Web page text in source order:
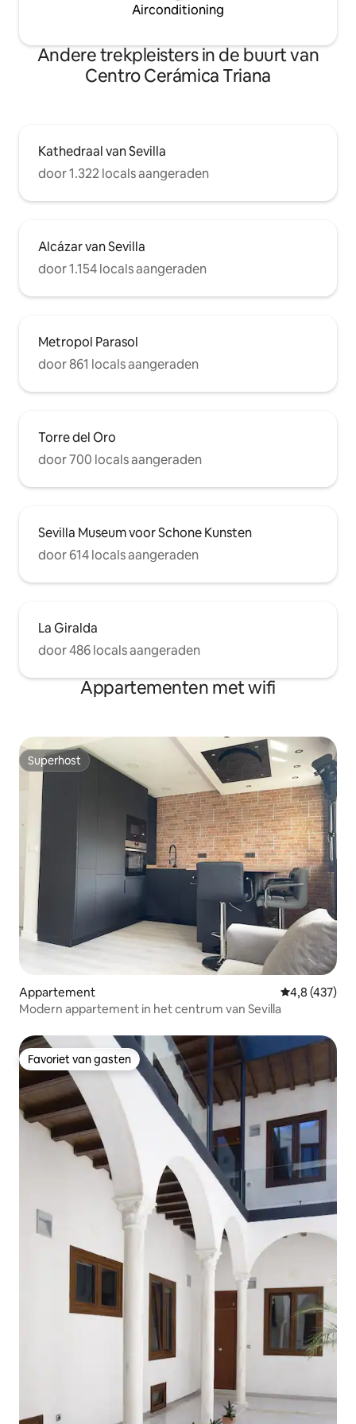
Airconditioning
Andere trekpleisters in de buurt van
Centro Cerámica Triana
Kathedraal van Sevilla
door 1.322 locals aangeraden
Alcázar van Sevilla
door 1.154 locals aangeraden
Metropol Parasol
door 861 locals aangeraden
Torre del Oro
door 700 locals aangeraden
Sevilla Museum voor Schone Kunsten
door 614 locals aangeraden
La Giralda
door 486 locals aangeraden
Appartementen met wifi
Superhost
Superhost
Appartement Gemiddelde
4,8 (437)
Modern appartement in het centrum van Sevilla
Favoriet van gasten
Favoriet van gasten